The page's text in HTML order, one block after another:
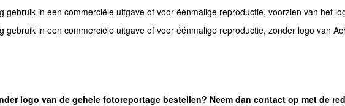
gebruik in een commerciële uitgave of voor éénmalige reproductie, voorzien van het
gebruik in een commerciële uitgave of voor éénmalige reproductie, zonder logo van
logo van de gehele fotoreportage bestellen? Neem dan contact op met de